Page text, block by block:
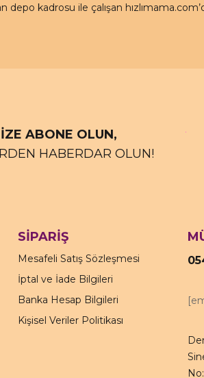
kadrosu ile çalışan
ABONE OLUN,
HABERDAR OLUN!
SİPARİŞ
Mesafeli Satış Sözleşmesi
İptal ve İade Bilgileri
Banka Hesap Bilgileri
Kişisel Veriler Politikası